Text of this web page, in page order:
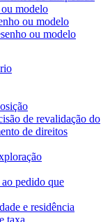
modelo
ou modelo
ou modelo
de revalidação do
de direitos
pedido que
e residência
taxa